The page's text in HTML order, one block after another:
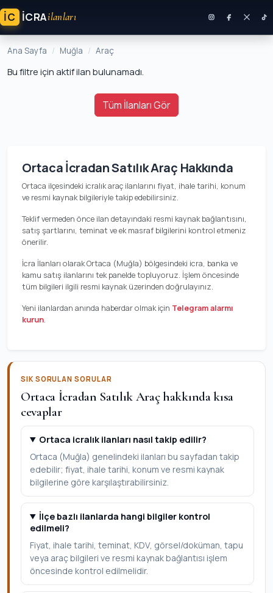
İC ICRAilanları
Ana Sayfa Muğla Araç
Bu filtre için aktif ilan bulunamadı.
Tüm İlanları Gör
Ortaca İcradan Satılık Araç Hakkında
Ortaca ilçesindeki icralık araç ilanlarını fiyat, ihale tarihi, konum
ve resmi kaynak bilgileriyle takip edebilirsiniz.
Teklif vermeden önce ilan detayındaki resmi kaynak bağlantısını,
satış şartlarını, teminat ve ek masraf bilgilerini kontrol etmeniz
önerilir.
İcra İlanları olarak Ortaca (Muğla) bölgesindeki icra, banka ve
kamu satış ilanlarını tek panelde topluyoruz. İşlem öncesinde
tüm bilgileri ilgili resmi kaynak üzerinden doğrulayınız.
Yeni ilanlardan anında haberdar olmak için Telegram alarmı
kurun.
SIK SORULAN SORULAR
Ortaca İcradan Satılık Araç hakkında kısa
cevaplar
Ortaca icralık ilanları nasıl takip edilir?
Ortaca (Muğla) genelindeki ilanları bu sayfadan takip
edebilir; fiyat, ihale tarihi, konum ve resmi kaynak
bilgilerine göre karşılaştırabilirsiniz.
İlçe bazlı ilanlarda hangi bilgiler kontrol
edilmeli?
Fiyat, ihale tarihi, teminat, KDV, görsel/doküman, tapu
veya araç bilgileri ve resmi kaynak bağlantısı işlem
öncesinde kontrol edilmelidir.